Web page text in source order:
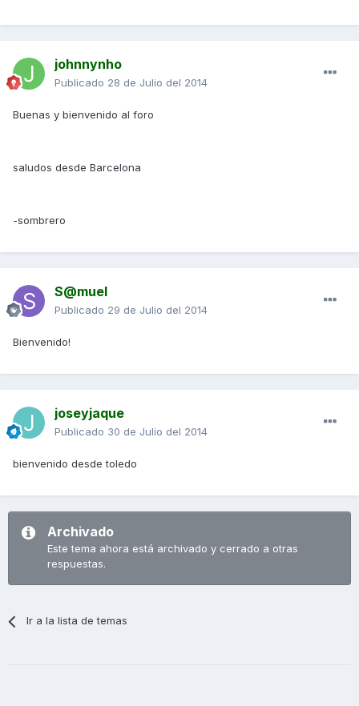
johnnynho
Publicado 28 de Julio del 2014
Buenas y bienvenido al foro
saludos desde Barcelona
-sombrero
S@muel
Publicado 29 de Julio del 2014
Bienvenido!
joseyjaque
Publicado 30 de Julio del 2014
bienvenido desde toledo
Archivado
Este tema ahora está archivado y cerrado a otras
respuestas.
Ir a la lista de temas